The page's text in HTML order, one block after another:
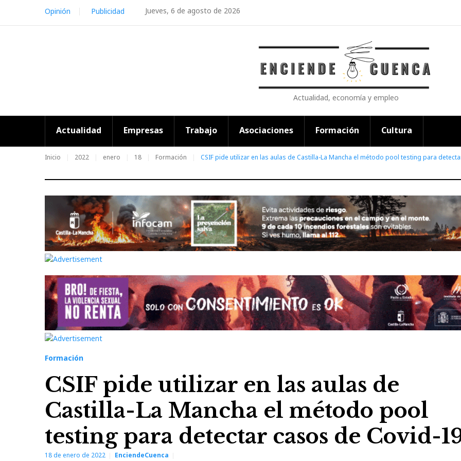
content
Jueves, 6 de agosto de 2026
Opinión Publicidad
Actualidad, economía y empleo
Actualidad Empresas Trabajo Asociaciones Formación Cultura
Inicio 2022 enero 18 Formación CSIF pide utilizar en las aulas de Castilla-La Mancha el método pool testing para
Formación
CSIF pide utilizar en las aulas de
Castilla-La Mancha el método pool
testing para detectar casos de Covid-
18 de enero de 2022 EnciendeCuenca